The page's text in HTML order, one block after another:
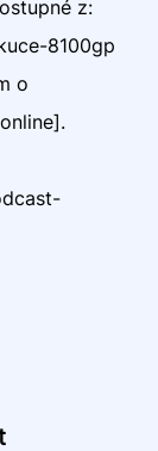
z:
8100gp
o